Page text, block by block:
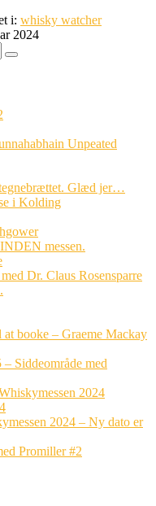
i: whisky watcher
2024
Unpeated
tegnebrættet. Glæd jer…
i Kolding
messen.
Dr. Claus Rosensparre
at booke – Graeme Mackay
Siddeområde med
2024
2024 – Ny dato er
Promiller #2